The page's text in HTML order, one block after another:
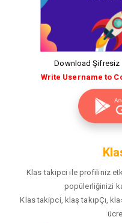
Download Şifresiz
Write Username to
Klas takipci ile profiliniz
popülerliğinizi
Klas takipci, klaş takıpÇı,